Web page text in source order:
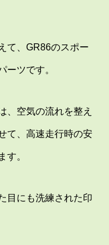
て、GR86のスポー
ーツです。
、空気の流れを整え
て、高速走行時の安
す。
目にも洗練された印